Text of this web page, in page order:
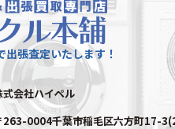
出張査定いたします！
式会社ハイペル
263-0004千葉市稲毛区六方町17-